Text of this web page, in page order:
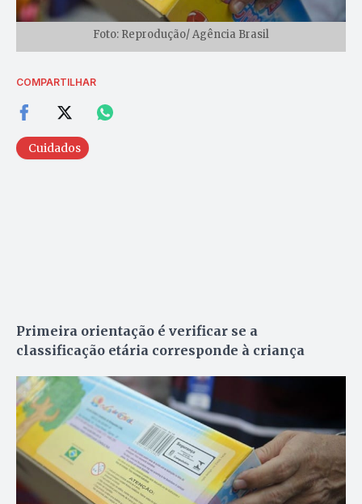
Foto: Reprodução/ Agência Brasil
COMPARTILHAR
Cuidados
Primeira orientação é verificar se a
classificação etária corresponde à criança